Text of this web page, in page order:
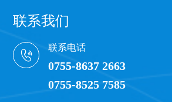
联系我们
联系电话
0755-8637 2663
0755-8525 7585